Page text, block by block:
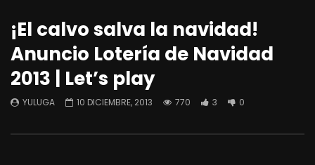
¡El calvo salva la navidad!
Anuncio Lotería de Navidad
2013 | Let’s play
YULUGA 10 DICIEMBRE, 2013 770 3 0